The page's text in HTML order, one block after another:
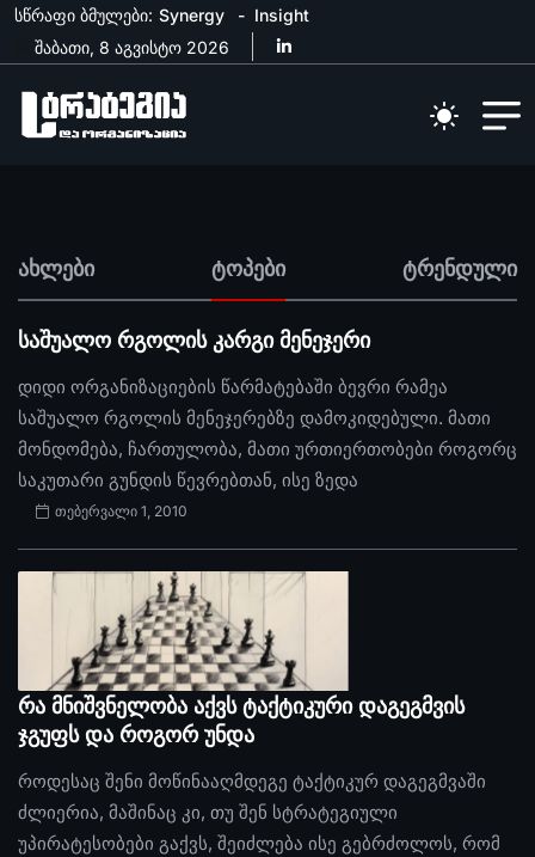
სწრაფი ბმულები: Synergy
Insight
შაბათი, 8 აგვისტო 2026
ახლები ტოპები ტრენდული
საშუალო რგოლის კარგი მენეჯერი
დიდი ორგანიზაციების წარმატებაში ბევრი რამეა
საშუალო რგოლის მენეჯერებზე დამოკიდებული. მათი
მონდომება, ჩართულობა, მათი ურთიერთობები როგორც
საკუთარი გუნდის წევრებთან, ისე ზედა
თებერვალი 1, 2010
რა მნიშვნელობა აქვს ტაქტიკური დაგეგმვის
ჯგუფს და როგორ უნდა
როდესაც შენი მოწინააღმდეგე ტაქტიკურ დაგეგმვაში
ძლიერია, მაშინაც კი, თუ შენ სტრატეგიული
უპირატესობები გაქვს, შეიძლება ისე გებრძოლოს, რომ